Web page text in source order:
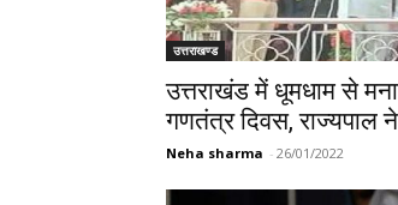
उत्तराखण्ड
उत्तराखंड में धूमधाम से
गणतंत्र दिवस, राज्यपाल
Neha sharma - 26/01/2022